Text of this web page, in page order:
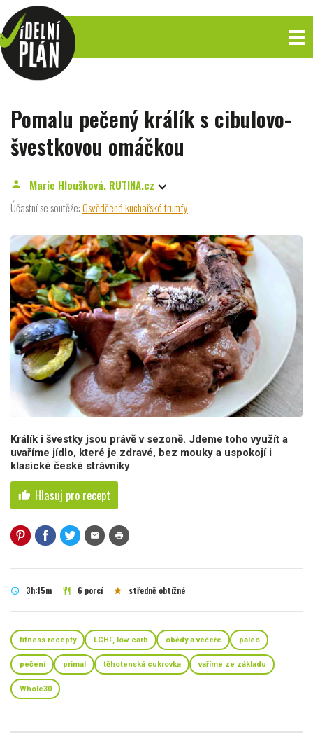
Pomalu pečený králík s cibulovo-
švestkovou omáčkou
person
Marie Hloušková, RUTINA.cz
Účastní se soutěže:Osvědčené kuchařské trumfy
Králík i švestky jsou právě v sezoně. Jdeme toho využít a
uvaříme jídlo, které je zdravé, bez mouky a uspokojí i
klasické české strávníky
thumb_up Hlasuj pro recept
mail print
schedule 3h:15m restaurant 6 porcí star středně obtížné
fitness recepty LCHF, low carb obědy a večeře paleo
pečení primal těhotenská cukrovka vaříme ze základu
Whole30